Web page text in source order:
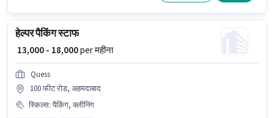
हेल्पर पैकिंग स्टाफ
₹ 13,000 - 18,000per महीना
Quess
100 फीट रोड, अहमदाबाद
स्किल्स: पैकिंग, क्लीनिंग